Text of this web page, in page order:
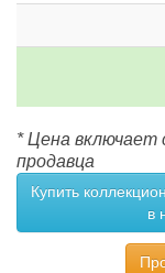
* Цена включает
продавца
Купить
в